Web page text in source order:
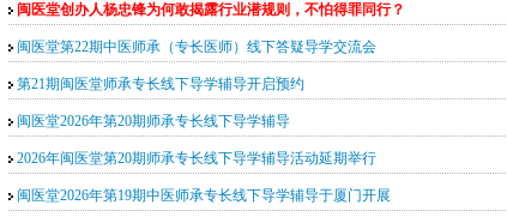
闽医堂创办人杨忠锋为何敢揭露行业潜规则，不怕得罪同行？
闽医堂第22期中医师承（专长医师）线下答疑导学交流会
第21期闽医堂师承专长线下导学辅导开启预约
闽医堂2026年第20期师承专长线下导学辅导
2026年闽医堂第20期师承专长线下导学辅导活动延期举行
闽医堂2026年第19期中医师承专长线下导学辅导于厦门开展